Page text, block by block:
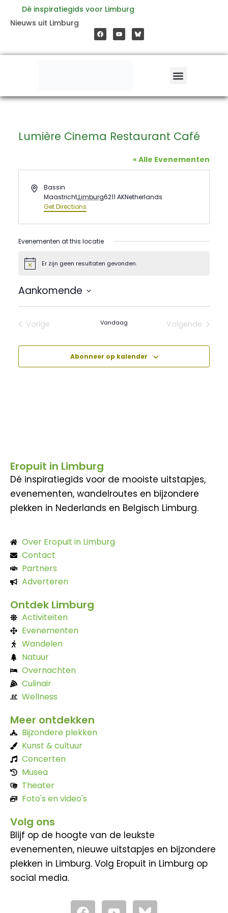
inhoud
Dé inspiratiegids voor Limburg
Nieuws uit Limburg
a
c
e
o
o
o
u
t
b
e
Lumière Cinema Restaurant Café
« Alle Evenementen
Address
Bassin
Maastricht,Limburg6211 AKNetherlands
Get Directions
Evenementen at this locatie
BerichtEr zijn geen resultaten gevonden.
Aankomende
datum.
Vorige
Vandaag
Volgende
Abonneer op kalender
Eropuit in Limburg
Dé inspiratiegids voor de mooiste uitstapjes,
evenementen, wandelroutes en bijzondere
plekken in Nederlands en Belgisch Limburg.
Over Eropuit in Limburg
Contact
Partners
Adverteren
Ontdek Limburg
Activiteiten
Evenementen
Wandelen
Natuur
Overnachten
Culinair
Wellness
Meer ontdekken
Bijzondere plekken
Kunst & cultuur
Concerten
Musea
Theater
Foto's en video's
Volg ons
Blijf op de hoogte van de leukste
evenementen, nieuwe uitstapjes en bijzondere
plekken in Limburg. Volg Eropuit in Limburg op
social media.
F Y